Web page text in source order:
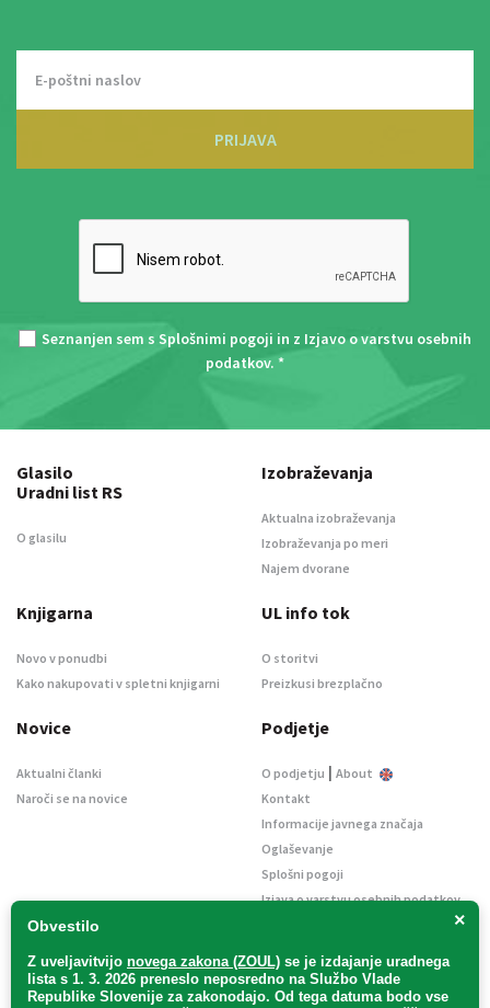
PRIJAVA
Seznanjen sem s Splošnimi pogoji in z Izjavo o varstvu osebnih
podatkov. *
×
Obvestilo
Z uveljavitvijo novega zakona (ZOUL) se je izdajanje uradnega
lista s 1. 3. 2026 preneslo neposredno na Službo Vlade
Republike Slovenije za zakonodajo. Od tega datuma bodo vse
Glasilo
Uradni list RS
O glasilu
Izobraževanja
Aktualna izobraževanja
Izobraževanja po meri
Najem dvorane
Knjigarna
Novo v ponudbi
Kako nakupovati v spletni knjigarni
UL info tok
O storitvi
Preizkusi brezplačno
Novice
Aktualni članki
Naroči se na novice
Podjetje
O podjetju | About
Kontakt
Informacije javnega značaja
Oglaševanje
Splošni pogoji
Izjava o varstvu osebnih podatkov